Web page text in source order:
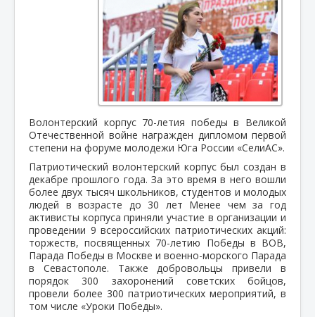
Волонтерский корпус 70-летия победы в Великой
Отечественной войне награжден дипломом первой
степени на форуме молодежи Юга России «СелиАС».
Патриотический волонтерский корпус был создан в
декабре прошлого года. За это время в него вошли
более двух тысяч школьников, студентов и молодых
людей в возрасте до 30 лет Менее чем за год
активисты корпуса приняли участие в организации и
проведении 9 всероссийских патриотических акций:
торжеств, посвященных 70-летию Победы в ВОВ,
Парада Победы в Москве и военно-морского Парада
в Севастополе. Также добровольцы привели в
порядок 300 захоронений советских бойцов,
провели более 300 патриотических мероприятий, в
том числе «Уроки Победы».